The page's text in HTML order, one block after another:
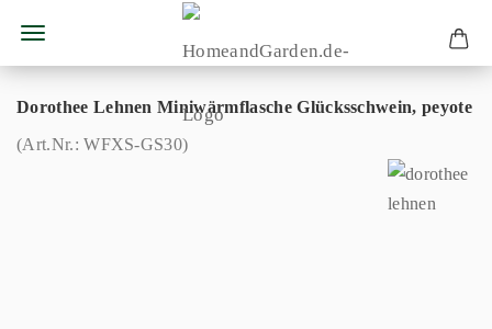
Dorothee Lehnen Miniwärmflasche Glücksschwein, peyote
(Art.Nr.:WFXS-GS30)